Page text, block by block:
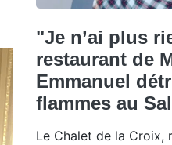
"Je n’ai plus
restaurant de
Emmanuel
flammes au
Le Chalet de la Croix,